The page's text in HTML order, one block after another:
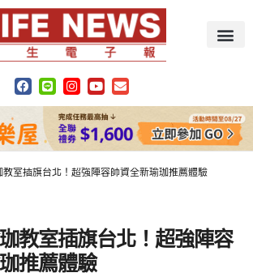
教室插旗台北！超強陣容師資全新瑜珈推薦體驗
教室插旗台北！超強陣容
推薦體驗